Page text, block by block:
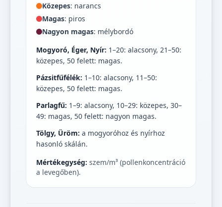
Közepes: narancs
Magas: piros
Nagyon magas: mélybordó
Mogyoró, Éger, Nyír: 1–20: alacsony, 21–50:
közepes, 50 felett: magas.
Pázsitfűfélék: 1–10: alacsony, 11–50:
közepes, 50 felett: magas.
Parlagfű: 1–9: alacsony, 10–29: közepes, 30–
49: magas, 50 felett: nagyon magas.
Tölgy, Üröm: a mogyoróhoz és nyírhoz
hasonló skálán.
Mértékegység: szem/m³ (pollenkoncentráció
a levegőben).